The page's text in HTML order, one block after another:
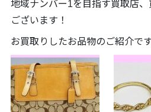
地域ナンバー1を目指す買取店
ございます！
お買取りしたお品物のご紹介で